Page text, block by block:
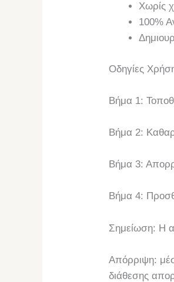
Χωρίς
100%
Οδηγίες
Βήμα 1:
Βήμα 2:
Βήμα 3:
Βήμα 4:
Σημείωση: Η
Απόρριψη:
διάθεσης